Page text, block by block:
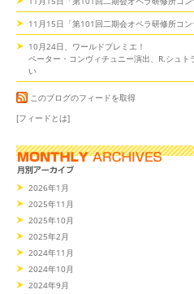
11月15日「第101回二期会オペラ研修所コン
10月24日、ワールドプレミエ！
ペーター・コンヴィチュニー演出、R.シュ
い
このブログのフィードを取得
[フィードとは]
2026年1月
2025年11月
2025年10月
2025年2月
2024年11月
2024年10月
2024年9月